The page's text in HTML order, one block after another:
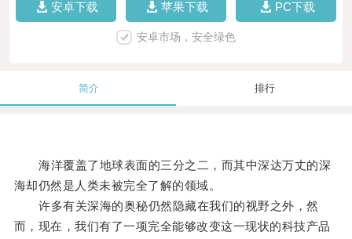
安卓下载 苹果下载 PC下载
安卓市场，安全绿色
简介 排行
海洋覆盖了地球表面的三分之二，而其中深达万丈的深
海却仍然是人类未被完全了解的领域。
许多有关深海的奥秘仍然隐藏在我们的视野之外，然
而，现在，我们有了一项完全能够改变这一现状的科技产品